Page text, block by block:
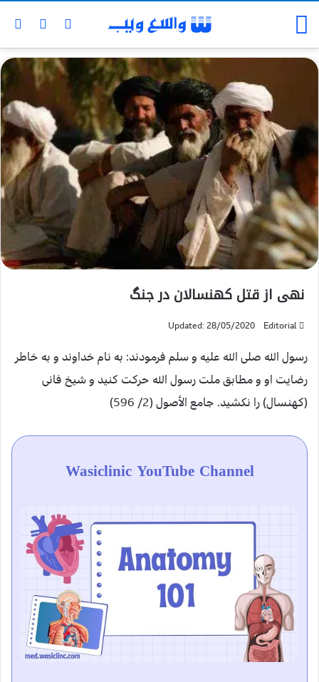
نهی از قتل کهنسالان در جنگ
Editorial
Updated: 28/05/2020
رسول الله صلی الله علیه و سلم فرمودند: به نام خداوند و به خاطر
رضایت او و مطابق ملت رسول الله حرکت کنید و شیخ فانی
(کهنسال) را نکشید. جامع الأصول (2/ 596)
Wasiclinic YouTube Channel